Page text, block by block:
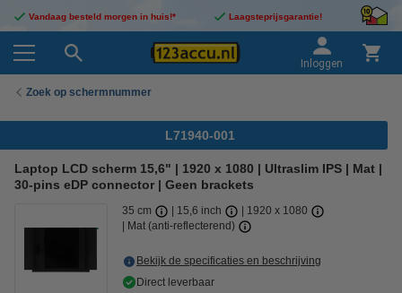
Vandaag besteld morgen in huis!* Laagsteprijsgarantie!
Inloggen
Zoek op schermnummer
L71940-001
Laptop LCD scherm 15,6" | 1920 x 1080 | Ultraslim IPS | Mat |
30-pins eDP connector | Geen brackets
35 cm 15,6 inch
1920 x 1080
Mat (anti-reflecterend)
Bekijk de specificaties en beschrijving
Direct leverbaar